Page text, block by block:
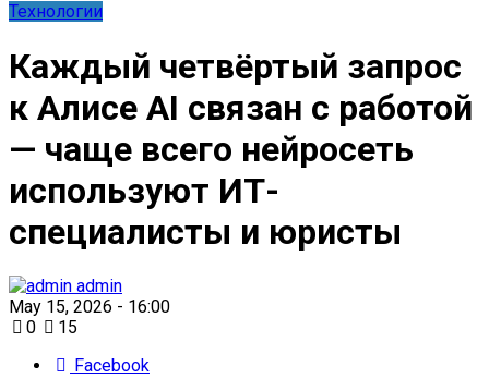
Технологии
Каждый четвёртый запрос
к Алисе AI связан с работой
— чаще всего нейросеть
используют ИТ-
специалисты и юристы
admin
May 15, 2026 - 16:00
0
15
Facebook